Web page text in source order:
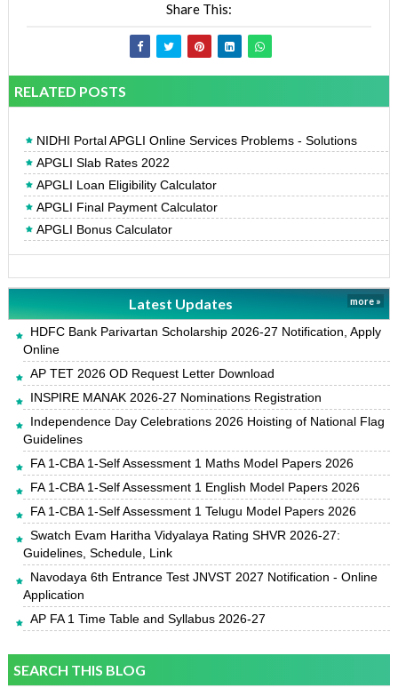
Share This:
RELATED POSTS
NIDHI Portal APGLI Online Services Problems - Solutions
APGLI Slab Rates 2022
APGLI Loan Eligibility Calculator
APGLI Final Payment Calculator
APGLI Bonus Calculator
Latest Updates more »
HDFC Bank Parivartan Scholarship 2026-27 Notification, Apply
Online
AP TET 2026 OD Request Letter Download
INSPIRE MANAK 2026-27 Nominations Registration
Independence Day Celebrations 2026 Hoisting of National Flag
Guidelines
FA 1-CBA 1-Self Assessment 1 Maths Model Papers 2026
FA 1-CBA 1-Self Assessment 1 English Model Papers 2026
FA 1-CBA 1-Self Assessment 1 Telugu Model Papers 2026
Swatch Evam Haritha Vidyalaya Rating SHVR 2026-27:
Guidelines, Schedule, Link
Navodaya 6th Entrance Test JNVST 2027 Notification - Online
Application
AP FA 1 Time Table and Syllabus 2026-27
SEARCH THIS BLOG